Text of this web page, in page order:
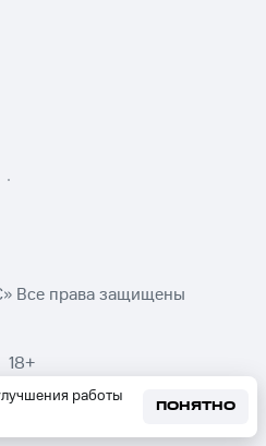
работы
ПОНЯТНО
Все права защищены
18+